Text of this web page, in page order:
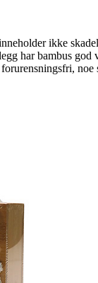
ikke
har bambus